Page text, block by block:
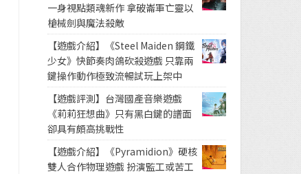
一身視點類魂新作 拿破崙軍亡靈以
槍械劍與魔法殺敵
【遊戲介紹】《Steel Maiden 鋼鐵
少女》快節奏肉鴿砍殺遊戲 只靠兩
鍵操作動作極致流暢試玩上架中
【遊戲評測】台灣國產音樂遊戲
《莉莉狂想曲》只有黑白鍵的譜面
卻具有頗高挑戰性
【遊戲介紹】《Pyramidion》硬核
雙人合作物理遊戲 扮演監工或苦工